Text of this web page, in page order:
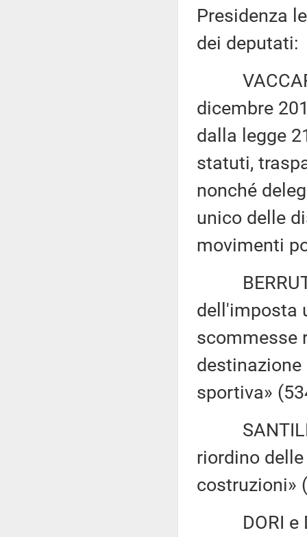
Presidenza
dei deputati:
dicembre
dalla legge
statuti,
nonché
unico delle
movimenti
dell'imposta
scommesse
sportiva»
riordino
costruzioni»
DORI e